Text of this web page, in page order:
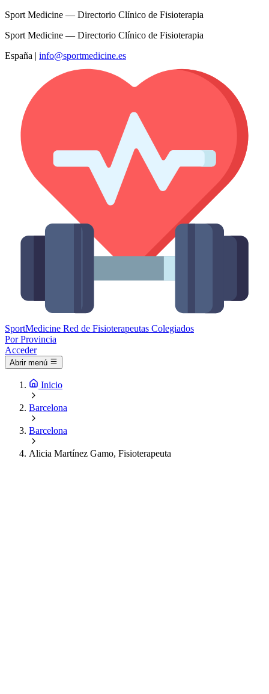
Sport Medicine — Directorio Clínico de Fisioterapia
Sport Medicine — Directorio Clínico de Fisioterapia
España | info@sportmedicine.es
SportMedicine Red de Fisioterapeutas Colegiados
Por Provincia
Acceder
Abrir menú
Inicio
Barcelona
Barcelona
Alicia Martínez Gamo, Fisioterapeuta